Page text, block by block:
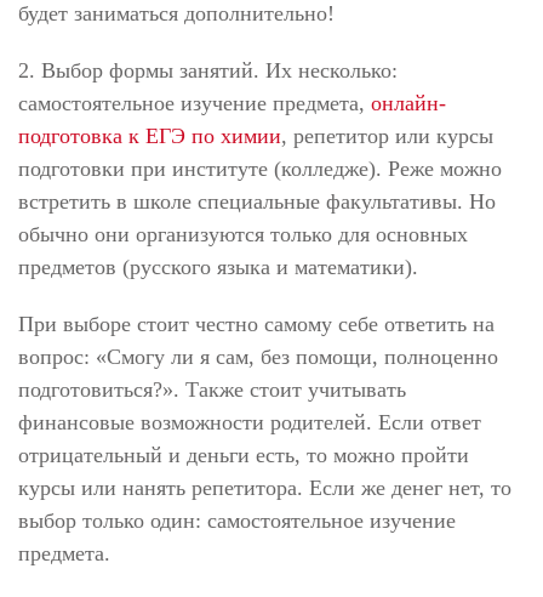
будет заниматься дополнительно!
2. Выбор формы занятий. Их несколько:
самостоятельное изучение предмета, онлайн-
подготовка к ЕГЭ по химии, репетитор или курсы
подготовки при институте (колледже). Реже можно
встретить в школе специальные факультативы. Но
обычно они организуются только для основных
предметов (русского языка и математики).
При выборе стоит честно самому себе ответить на
вопрос: «Смогу ли я сам, без помощи, полноценно
подготовиться?». Также стоит учитывать
финансовые возможности родителей. Если ответ
отрицательный и деньги есть, то можно пройти
курсы или нанять репетитора. Если же денег нет, то
выбор только один: самостоятельное изучение
предмета.